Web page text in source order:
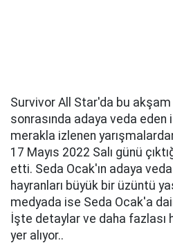
Survivor All Star'da bu
sonrasında adaya veda
merakla izlenen
17 Mayıs 2022 Salı günü
etti. Seda Ocak'ın adaya
hayranları büyük bir üzüntü
medyada ise Seda Ocak'a
İşte detaylar ve daha fazlası
yer alıyor..